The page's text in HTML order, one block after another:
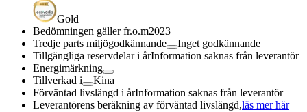
Gold
Bedömningen gäller fr.o.m2023
Tredje parts miljögodkännande
Inget godkännande
Tillgängliga reservdelar i årInformation saknas från leverantör
Energimärkning
Tillverkad i
Kina
Förväntad livslängd i årInformation saknas från leverantör
Leverantörens beräkning av förväntad livslängd,läs mer här